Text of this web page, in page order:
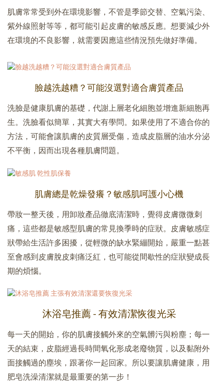
肌膚常常受到外在環境影響，不管是季節交替、空氣污染、
紫外線照射等等，都可能引起皮膚的敏感反應。想要減少外
在環境的不良影響，就需要因應這些情況預先做好準備。
臉越洗越糟？可能沒選對適合膚質產品
洗臉是健康肌膚的基礎，代謝上層老化細胞並增進新細胞再
生。洗臉看似簡單，其實大有學問。如果使用了不適合你的
方法，可能會讓肌膚的皮質層受傷，造成皮脂層的油水分泌
不平衡，因而出現各種肌膚問題。
肌膚總是乾燥發癢？敏感肌呵護小心機
帶妝一整天後，用卸妝產品徹底清潔時，覺得皮膚微微刺
痛，這些都是敏感型肌膚的常見換季時的症狀。皮膚敏感症
狀帶給生活許多困擾，從輕微的缺水緊繃開始，嚴重一點甚
至會感到皮膚脫皮刺痛泛紅，也可能從間歇性的症狀變成長
期的煩惱。
沐浴皂推薦 - 有效清潔恢復光采
每一天的開始，你的肌膚接觸外來的空氣髒污與粉塵；每一
天的結束，皮脂經過長時間氧化形成老廢物質，以及黏附外
面接觸過的塵埃，跟著你一起回家。所以要讓肌膚健康，用
肥皂洗澡清潔就是最重要的第一步！